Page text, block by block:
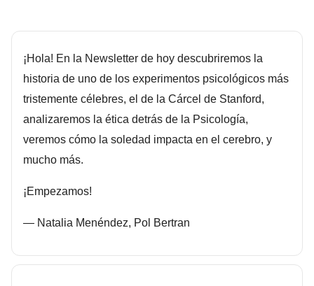
¡Hola! En la Newsletter de hoy descubriremos la
historia de uno de los experimentos psicológicos más
tristemente célebres, el de la Cárcel de Stanford,
analizaremos la ética detrás de la Psicología,
veremos cómo la soledad impacta en el cerebro, y
mucho más.
¡Empezamos!
— Natalia Menéndez, Pol Bertran